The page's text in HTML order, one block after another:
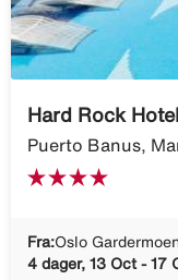
Hard Rock
Puerto Banus,
Fra:Oslo
4 dager, 13 Oct - 17